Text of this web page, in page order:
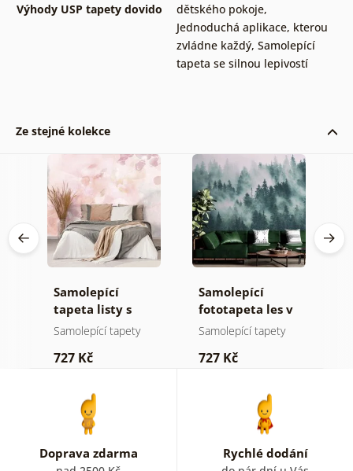
Výhody USP tapety dovido
dětského pokoje,
Jednoduchá aplikace, kterou
zvládne každý, Samolepící
tapeta se silnou lepivostí
Ze stejné kolekce
Samolepící
tapeta listy s
pastelovým
Samolepící tapety
727 Kč
Samolepící
fototapeta les v
mlze
Samolepící tapety
727 Kč
Doprava zdarma Rychlé dodání